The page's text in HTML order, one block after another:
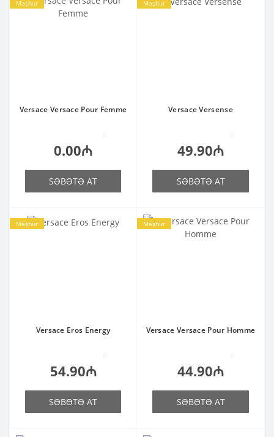
Məşhur
Versace Versace Pour Femme
0.00₼
SƏBƏTƏ AT
Məşhur
Versace Versense
49.90₼
SƏBƏTƏ AT
Məşhur
Versace Eros Energy
54.90₼
SƏBƏTƏ AT
Məşhur
Versace Versace Pour Homme
44.90₼
SƏBƏTƏ AT